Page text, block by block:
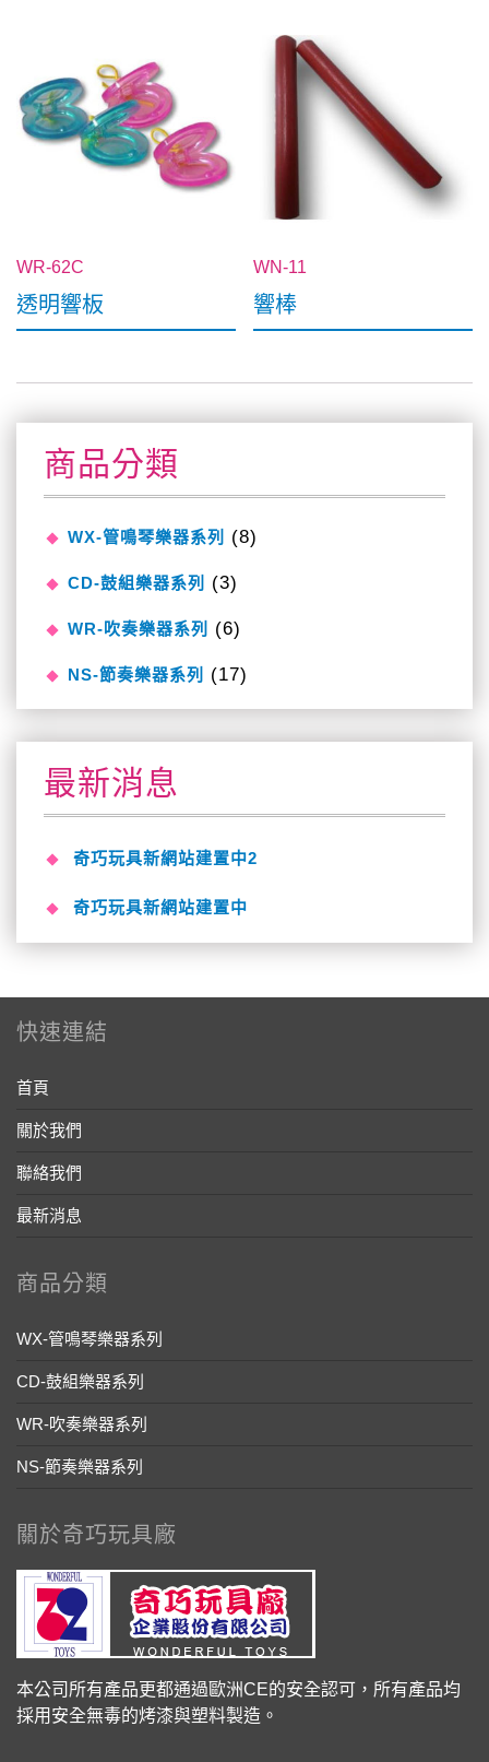
WR-62C
透明響板
WN-11
響棒
商品分類
WX-管鳴琴樂器系列 (8)
CD-鼓組樂器系列 (3)
WR-吹奏樂器系列 (6)
NS-節奏樂器系列 (17)
最新消息
奇巧玩具新網站建置中2
奇巧玩具新網站建置中
快速連結
首頁
關於我們
聯絡我們
最新消息
商品分類
WX-管鳴琴樂器系列
CD-鼓組樂器系列
WR-吹奏樂器系列
NS-節奏樂器系列
關於奇巧玩具廠
本公司所有產品更都通過歐洲CE的安全認可，所有產品均
採用安全無毒的烤漆與塑料製造。